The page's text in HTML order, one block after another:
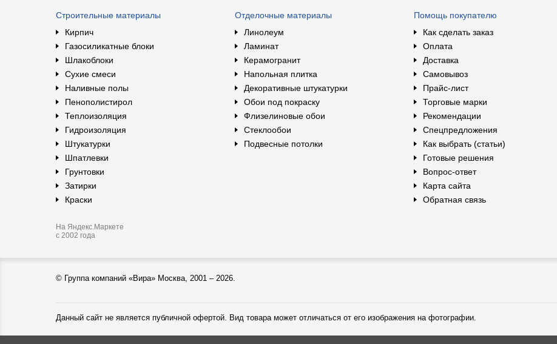
Строительные материалы
Кирпич
Газосиликатные блоки
Шлакоблоки
Сухие смеси
Наливные полы
Пенополистирол
Теплоизоляция
Гидроизоляция
Штукатурки
Шпатлевки
Грунтовки
Затирки
Краски
На Яндекс.Маркете
с 2002 года
Отделочные материалы
Линолеум
Ламинат
Керамогранит
Напольная плитка
Декоративные штукатурки
Обои под покраску
Флизелиновые обои
Стеклообои
Подвесные потолки
Помощь покупателю
Как сделать заказ
Оплата
Доставка
Самовывоз
Прайс-лист
Торговые марки
Рекомендации
Спецпредложения
Как выбрать (статьи)
Готовые решения
Вопрос-ответ
Карта сайта
Обратная связь
© Группа компаний «Вира» Москва, 2001 – 2026.
Данный сайт не является публичной офертой. Вид товара может отличаться от его изображения на фотографии.